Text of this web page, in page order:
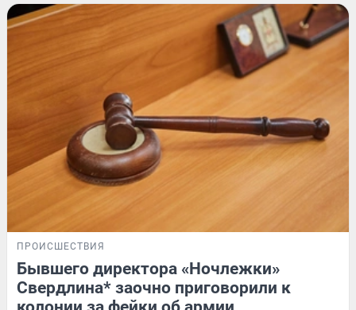
ПРОИСШЕСТВИЯ
Бывшего директора «Ночлежки»
Свердлина* заочно приговорили к